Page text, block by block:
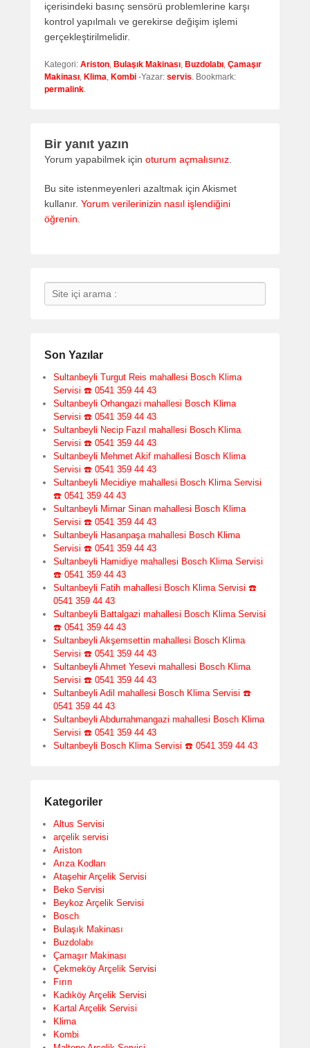
içerisindeki basınç sensörü problemlerine karşı
kontrol yapılmalı ve gerekirse değişim işlemi
gerçekleştirilmelidir.
Kategori: Ariston, Bulaşık Makinası, Buzdolabı, Çamaşır
Makinası, Klima, Kombi -Yazar: servis. Bookmark:
permalink.
Bir yanıt yazın
Yorum yapabilmek için oturum açmalısınız.
Bu site istenmeyenleri azaltmak için Akismet
kullanır. Yorum verilerinizin nasıl işlendiğini
öğrenin.
Search
Son Yazılar
Sultanbeyli Turgut Reis mahallesi Bosch Klima
Servisi ☎️ 0541 359 44 43
Sultanbeyli Orhangazi mahallesi Bosch Klima
Servisi ☎️ 0541 359 44 43
Sultanbeyli Necip Fazıl mahallesi Bosch Klima
Servisi ☎️ 0541 359 44 43
Sultanbeyli Mehmet Akif mahallesi Bosch Klima
Servisi ☎️ 0541 359 44 43
Sultanbeyli Mecidiye mahallesi Bosch Klima Servisi
☎️ 0541 359 44 43
Sultanbeyli Mimar Sinan mahallesi Bosch Klima
Servisi ☎️ 0541 359 44 43
Sultanbeyli Hasanpaşa mahallesi Bosch Klima
Servisi ☎️ 0541 359 44 43
Sultanbeyli Hamidiye mahallesi Bosch Klima Servisi
☎️ 0541 359 44 43
Sultanbeyli Fatih mahallesi Bosch Klima Servisi ☎️
0541 359 44 43
Sultanbeyli Battalgazi mahallesi Bosch Klima Servisi
☎️ 0541 359 44 43
Sultanbeyli Akşemsettin mahallesi Bosch Klima
Servisi ☎️ 0541 359 44 43
Sultanbeyli Ahmet Yesevi mahallesi Bosch Klima
Servisi ☎️ 0541 359 44 43
Sultanbeyli Adil mahallesi Bosch Klima Servisi ☎️
0541 359 44 43
Sultanbeyli Abdurrahmangazi mahallesi Bosch Klima
Servisi ☎️ 0541 359 44 43
Sultanbeyli Bosch Klima Servisi ☎️ 0541 359 44 43
Kategoriler
Altus Servisi
arçelik servisi
Ariston
Arıza Kodları
Ataşehir Arçelik Servisi
Beko Servisi
Beykoz Arçelik Servisi
Bosch
Bulaşık Makinası
Buzdolabı
Çamaşır Makinası
Çekmeköy Arçelik Servisi
Fırın
Kadıköy Arçelik Servisi
Kartal Arçelik Servisi
Klima
Kombi